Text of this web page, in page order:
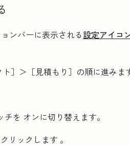
ンバーに表示される設定アイコ
］ ＞［見積もり］ の順に進みま
チを オンに切り替えます。
リックします 。